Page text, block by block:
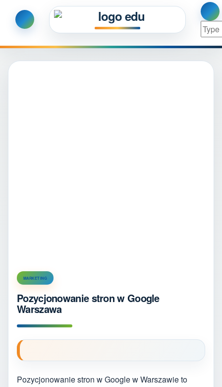
MARKETING
Pozycjonowanie stron w Google
Warszawa
Pozycjonowanie stron w Google w Warszawie to